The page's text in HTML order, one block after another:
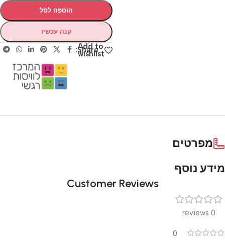
הוספה לסל
קנה עכשיו
Add to
wishlist
Share:
מפרטים
מידע נוסף
Customer Reviews
0 reviews
0